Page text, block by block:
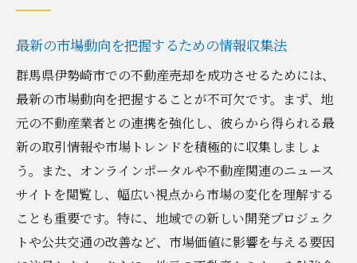
最新の市場動向を把握するための情報収集法
群馬県伊勢崎市での不動産売却を成功させるためには、
最新の市場動向を把握することが不可欠です。まず、地
元の不動産業者との連携を強化し、彼らから得られる最
新の取引情報や市場トレンドを積極的に収集しましょ
う。また、オンラインポータルや不動産関連のニュース
サイトを閲覧し、幅広い視点から市場の変化を理解する
ことも重要です。特に、地域での新しい開発プロジェク
トや公共交通の改善など、市場価値に影響を与える要因